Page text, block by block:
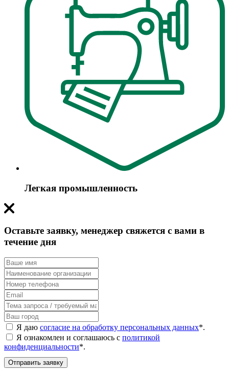
Легкая промышленность
Оставьте заявку, менеджер свяжется с вами в
течение дня
Я даю согласие на обработку персональных данных*.
Я ознакомлен и соглашаюсь с политикой
конфиденциальности*.
Отправить заявку